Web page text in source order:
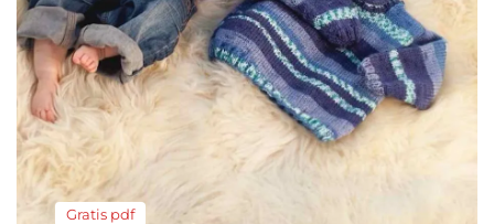
Gratis pdf